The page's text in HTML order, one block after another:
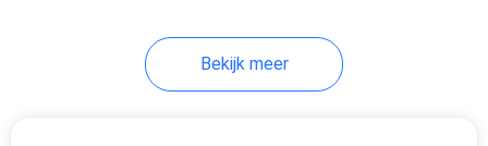
Bekijk meer